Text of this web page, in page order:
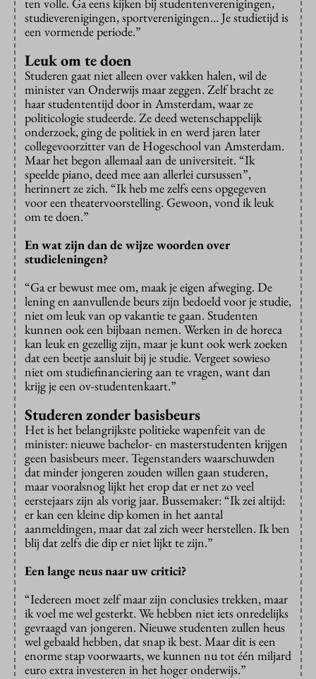
ten volle. Ga eens kijken bij studentenverenigingen,
studieverenigingen, sportverenigingen… Je studietijd is
een vormende periode.”
Leuk om te doen
Studeren gaat niet alleen over vakken halen, wil de
minister van Onderwijs maar zeggen. Zelf bracht ze
haar studententijd door in Amsterdam, waar ze
politicologie studeerde. Ze deed wetenschappelijk
onderzoek, ging de politiek in en werd jaren later
collegevoorzitter van de Hogeschool van Amsterdam.
Maar het begon allemaal aan de universiteit. “Ik
speelde piano, deed mee aan allerlei cursussen”,
herinnert ze zich. “Ik heb me zelfs eens opgegeven
voor een theatervoorstelling. Gewoon, vond ik leuk
om te doen.”
En wat zijn dan de wijze woorden over
studieleningen?
“Ga er bewust mee om, maak je eigen afweging. De
lening en aanvullende beurs zijn bedoeld voor je studie,
niet om leuk van op vakantie te gaan. Studenten
kunnen ook een bijbaan nemen. Werken in de horeca
kan leuk en gezellig zijn, maar je kunt ook werk zoeken
dat een beetje aansluit bij je studie. Vergeet sowieso
niet om studiefinanciering aan te vragen, want dan
krijg je een ov-studentenkaart.”
Studeren zonder basisbeurs
Het is het belangrijkste politieke wapenfeit van de
minister: nieuwe bachelor- en masterstudenten krijgen
geen basisbeurs meer. Tegenstanders waarschuwden
dat minder jongeren zouden willen gaan studeren,
maar vooralsnog lijkt het erop dat er net zo veel
eerstejaars zijn als vorig jaar. Bussemaker: “Ik zei altijd:
er kan een kleine dip komen in het aantal
aanmeldingen, maar dat zal zich weer herstellen. Ik ben
blij dat zelfs die dip er niet lijkt te zijn.”
Een lange neus naar uw critici?
“Iedereen moet zelf maar zijn conclusies trekken, maar
ik voel me wel gesterkt. We hebben niet iets onredelijks
gevraagd van jongeren. Nieuwe studenten zullen heus
wel gebaald hebben, dat snap ik best. Maar dit is een
enorme stap voorwaarts, we kunnen nu tot één miljard
euro extra investeren in het hoger onderwijs.”